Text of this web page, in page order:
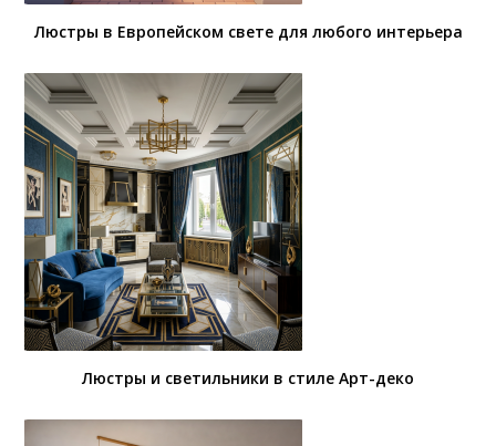
Люстры в Европейском свете для любого интерьера
Люстры и светильники в стиле Арт-деко